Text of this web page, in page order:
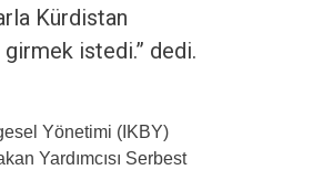
Kürdistan
girmek istedi.” dedi.
Yönetimi (IKBY)
Yardımcısı Serbest